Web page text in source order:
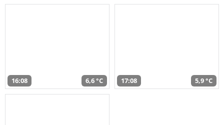
16:08 6,6 °C 17:08 5,9 °C